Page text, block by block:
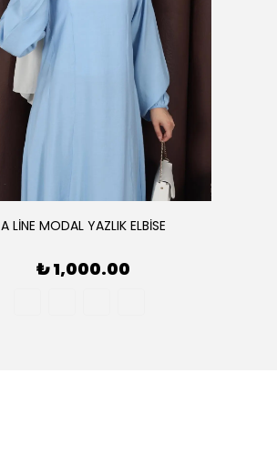
A LİNE MODAL YAZLIK ELBİSE
₺ 1,000.00